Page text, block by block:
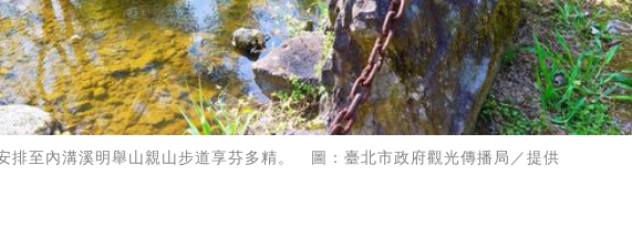
排至內溝溪明舉山親山步道享芬多精。 圖：臺北市政府觀光傳播局／提供